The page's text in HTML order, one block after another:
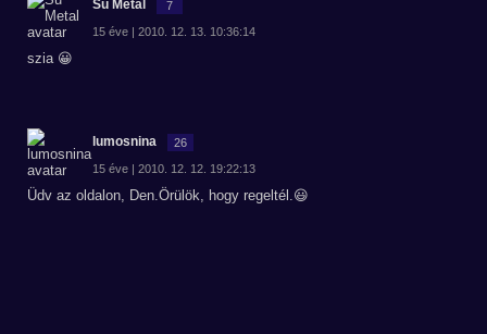
Su Metal 7
15 éve | 2010. 12. 13. 10:36:14
szia 😀
lumosnina 26
15 éve | 2010. 12. 12. 19:22:13
Üdv az oldalon, Den.Örülök, hogy regeltél.😃